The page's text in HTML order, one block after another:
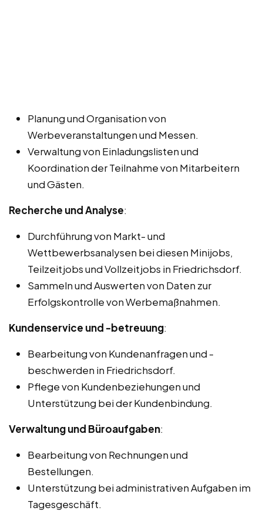
Planung und Organisation von
Werbeveranstaltungen und Messen.
Verwaltung von Einladungslisten und
Koordination der Teilnahme von Mitarbeitern
und Gästen.
Recherche und Analyse:
Durchführung von Markt- und
Wettbewerbsanalysen bei diesen Minijobs,
Teilzeitjobs und Vollzeitjobs in Friedrichsdorf.
Sammeln und Auswerten von Daten zur
Erfolgskontrolle von Werbemaßnahmen.
Kundenservice und -betreuung:
Bearbeitung von Kundenanfragen und -
beschwerden in Friedrichsdorf.
Pflege von Kundenbeziehungen und
Unterstützung bei der Kundenbindung.
Verwaltung und Büroaufgaben:
Bearbeitung von Rechnungen und
Bestellungen.
Unterstützung bei administrativen Aufgaben im
Tagesgeschäft.